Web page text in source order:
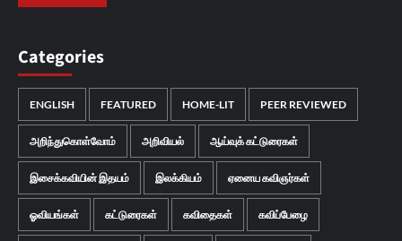
Categories
ENGLISH FEATURED HOME-LIT PEER REVIEWED
அறிந்துகொள்வோம் அறிவியல் ஆய்வுக் கட்டுரைகள்
இசைக்கவியின் இதயம் இலக்கியம் ஏனைய கவிஞர்கள்
ஓவியங்கள் கட்டுரைகள் கவிதைகள் கவிப்பேழை